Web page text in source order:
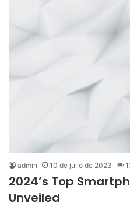
admin 10 de julio de 2023
2024’s Top
Unveiled